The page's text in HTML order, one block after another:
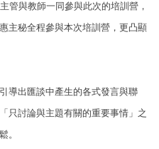
管與教師一同參與此次的培訓營，
主秘全程參與本次培訓營，更凸顯
導出匯談中產生的各式發言與聯
只討論與主題有關的重要事情」之
。